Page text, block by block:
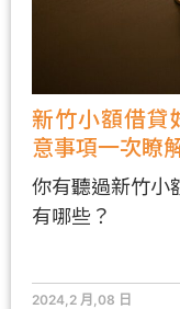
新竹小額借貸
意事項一次瞭
你有聽過新竹小
有哪些？
2024,2 月,08 日